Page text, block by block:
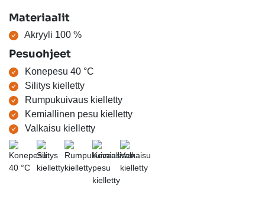
Tuotetiedot
Materiaalit
Akryyli 100 %
Pesuohjeet
Konepesu 40 °C
Silitys kielletty
Rumpukuivaus kielletty
Kemiallinen pesu kielletty
Valkaisu kielletty